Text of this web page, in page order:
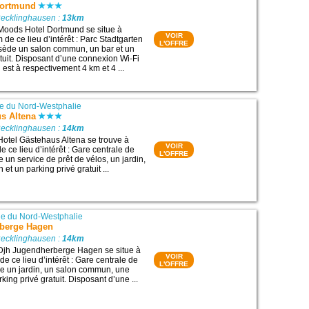
:13km
Hotel Dortmund se situe à
de ce lieu d’intérêt : Parc Stadtgarten
un salon commun, un bar et un
Disposant d’une connexion Wi-Fi
à respectivement 4 km et 4 ...
VOIR
L'OFFRE
du Nord-Westphalie
Altena
:14km
Gästehaus Altena se trouve à
ce lieu d’intérêt : Gare centrale de
un service de prêt de vélos, un jardin,
et un parking privé gratuit ...
VOIR
L'OFFRE
du Nord-Westphalie
Hagen
:14km
Jugendherberge Hagen se situe à
ce lieu d’intérêt : Gare centrale de
un jardin, un salon commun, une
privé gratuit. Disposant d’une ...
VOIR
L'OFFRE